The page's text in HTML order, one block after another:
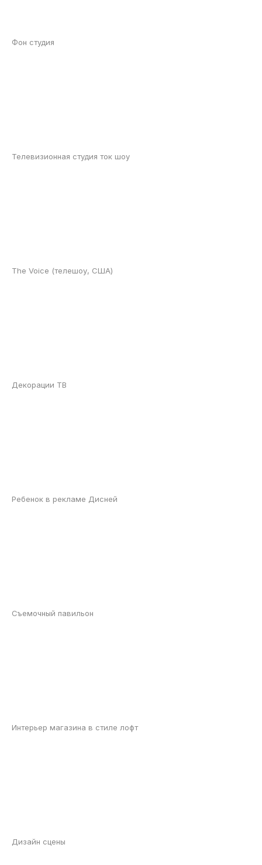
Фон студия
Телевизионная студия ток шоу
The Voice (телешоу, США)
Декорации ТВ
Ребенок в рекламе Дисней
Съемочный павильон
Интерьер магазина в стиле лофт
Дизайн сцены